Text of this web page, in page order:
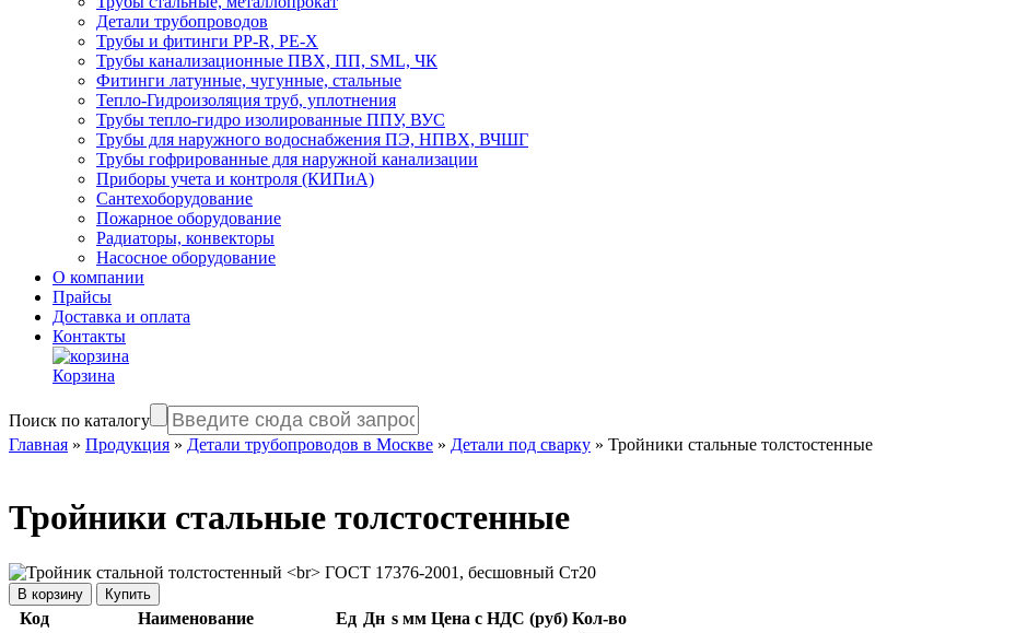
Детали трубопроводов
Трубы и фитинги PP-R, PE-X
Трубы канализационные ПВХ, ПП, SML, ЧК
Фитинги латунные, чугунные, стальные
Тепло-Гидроизоляция труб, уплотнения
Трубы тепло-гидро изолированные ППУ, ВУС
Трубы для наружного водоснабжения ПЭ, НПВХ, ВЧШГ
Трубы гофрированные для наружной канализации
Приборы учета и контроля (КИПиА)
Сантехоборудование
Пожарное оборудование
Радиаторы, конвекторы
Насосное оборудование
О компании
Прайсы
Доставка и оплата
Контакты
Корзина
Поиск по каталогу
Главная » Продукция » Детали трубопроводов в Москве » Детали под сварку » Тройники стальные толстостенные
Тройники стальные толстостенные
Купить
Код Наименование Ед Дн s мм Цена с НДС (руб) Кол-во